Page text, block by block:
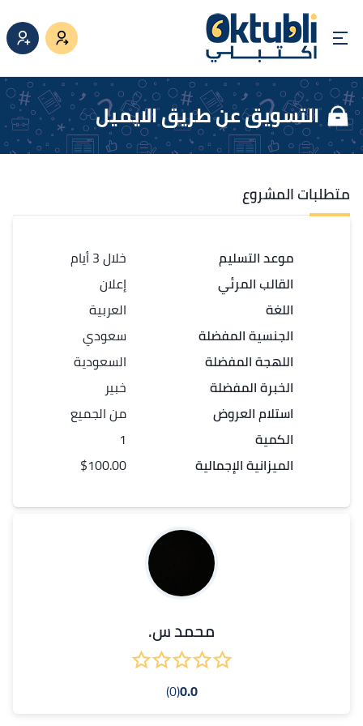
التسويق عن طريق الايميل
متطلبات المشروع
موعد التسليم
القالب المرئي
اللغة
الجنسية المفضلة
اللهجة المفضلة
الخبرة المفضلة
استلام العروض
الكمية
الميزانية الإجمالية
خلال 3 أيام
إعلان
العربية
سعودي
السعودية
خبير
من الجميع
1
$100.00
محمد س.
0.0
(0)